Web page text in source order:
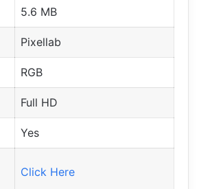
5.6 MB
Pixellab
RGB
Full HD
Yes
Click Here